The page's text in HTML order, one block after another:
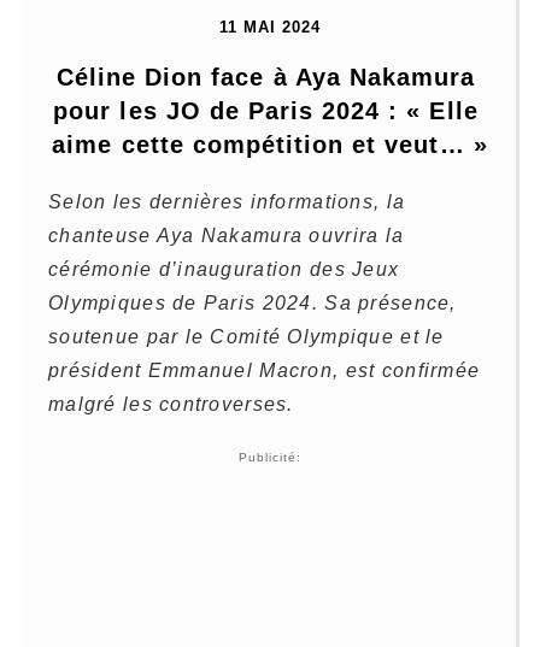
11 MAI 2024
Céline Dion face à Aya Nakamura
pour les JO de Paris 2024 : « Elle
aime cette compétition et veut… »
Selon les dernières informations, la
chanteuse Aya Nakamura ouvrira la
cérémonie d’inauguration des Jeux
Olympiques de Paris 2024. Sa présence,
soutenue par le Comité Olympique et le
président Emmanuel Macron, est confirmée
malgré les controverses.
Publicité: